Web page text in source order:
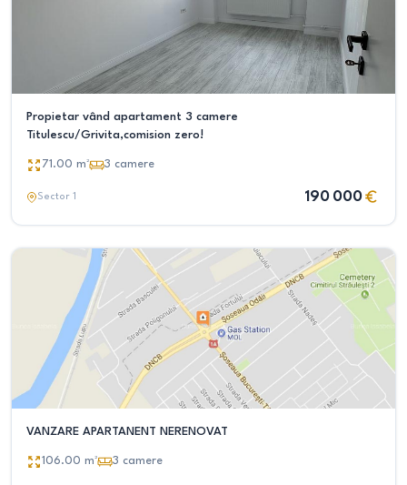
Propietar vând apartament 3 camere
Titulescu/Grivita,comision zero!
71.00 m² 3 camere
Sector 1 190 000
VANZARE APARTANENT NERENOVAT
106.00 m² 3 camere